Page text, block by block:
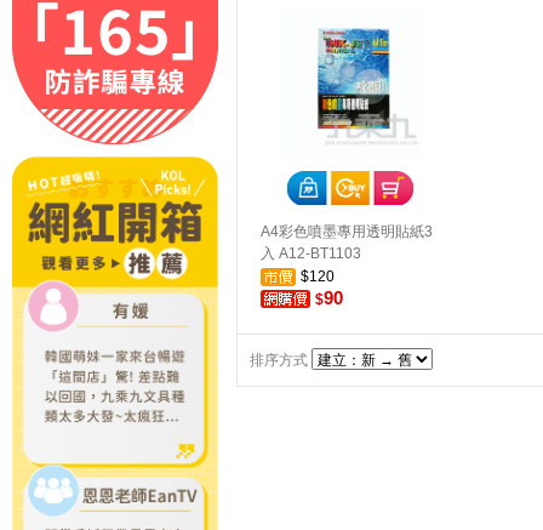
A4彩色噴墨專用透明貼紙3
入 A12-BT1103
$120
$90
排序方式